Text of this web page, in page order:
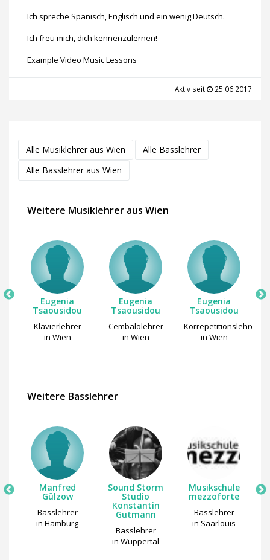
Ich spreche Spanisch, Englisch und ein wenig Deutsch.
Ich freu mich, dich kennenzulernen!
Example Video Music Lessons
Aktiv seit 25.06.2017
Alle Musiklehrer aus Wien
Alle Basslehrer
Alle Basslehrer aus Wien
Weitere Musiklehrer aus Wien
Eugenia
Tsaousidou
Klavierlehrer
in Wien
Eugenia
Tsaousidou
Cembalolehrer
in Wien
Eugenia
Tsaousidou
Korrepetitionslehrer
in Wien
Weitere Basslehrer
Manfred
Gülzow
Basslehrer
in Hamburg
Sound Storm
Studio
Konstantin
Gutmann
Basslehrer
in Wuppertal
Musikschule
mezzoforte
Basslehrer
in Saarlouis